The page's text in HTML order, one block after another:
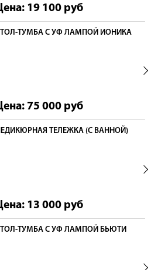
19 100 руб
ТУМБА С УФ ЛАМПОЙ ИОНИКА
75 000 руб
ТЕЛЕЖКА (С ВАННОЙ)
13 000 руб
ТУМБА С УФ ЛАМПОЙ БЬЮТИ